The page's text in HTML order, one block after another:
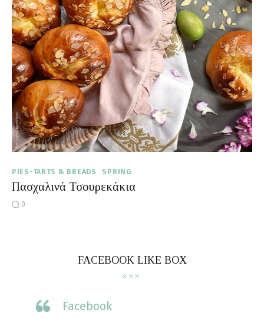
PIES-TARTS & BREADS SPRING
Πασχαλινά Τσουρεκάκια
0
FACEBOOK LIKE BOX
Facebook